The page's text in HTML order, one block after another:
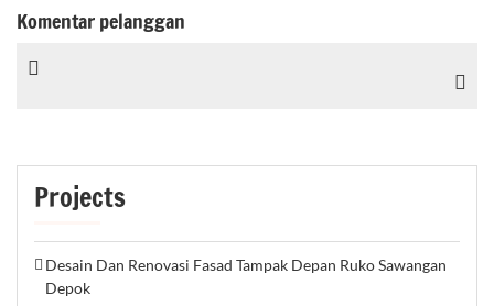
Komentar pelanggan
Projects
Desain Dan Renovasi Fasad Tampak Depan Ruko Sawangan
Depok